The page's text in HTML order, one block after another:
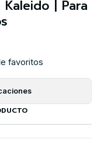
Kaleido | Para
favoritos